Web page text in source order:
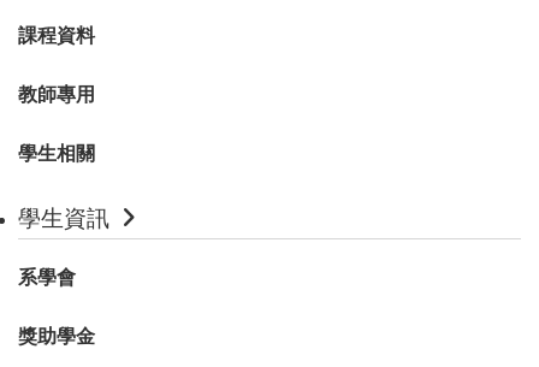
課程資料
教師專用
學生相關
學生資訊
系學會
獎助學金